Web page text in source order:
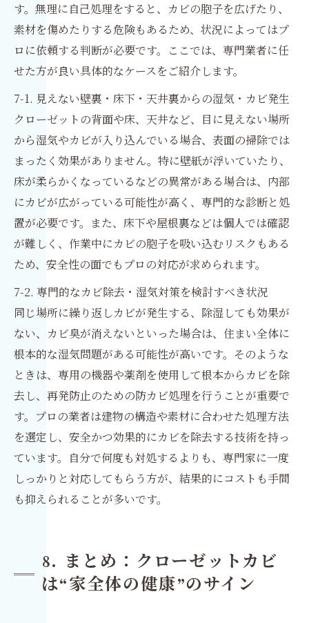
す。無理に自己処理をすると、カビの胞子を広げたり、
素材を傷めたりする危険もあるため、状況によってはプ
ロに依頼する判断が必要です。ここでは、専門業者に任
せた方が良い具体的なケースをご紹介します。
7-1. 見えない壁裏・床下・天井裏からの湿気・カビ発生
クローゼットの背面や床、天井など、目に見えない場所
から湿気やカビが入り込んでいる場合、表面の掃除では
まったく効果がありません。特に壁紙が浮いていたり、
床が柔らかくなっているなどの異常がある場合は、内部
にカビが広がっている可能性が高く、専門的な診断と処
置が必要です。また、床下や屋根裏などは個人では確認
が難しく、作業中にカビの胞子を吸い込むリスクもある
ため、安全性の面でもプロの対応が求められます。
7-2. 専門的なカビ除去・湿気対策を検討すべき状況
同じ場所に繰り返しカビが発生する、除湿しても効果が
ない、カビ臭が消えないといった場合は、住まい全体に
根本的な湿気問題がある可能性が高いです。そのような
ときは、専用の機器や薬剤を使用して根本からカビを除
去し、再発防止のための防カビ処理を行うことが重要で
す。プロの業者は建物の構造や素材に合わせた処理方法
を選定し、安全かつ効果的にカビを除去する技術を持っ
ています。自分で何度も対処するよりも、専門家に一度
しっかりと対応してもらう方が、結果的にコストも手間
も抑えられることが多いです。
8. まとめ：クローゼットカビ
は“家全体の健康”のサイン